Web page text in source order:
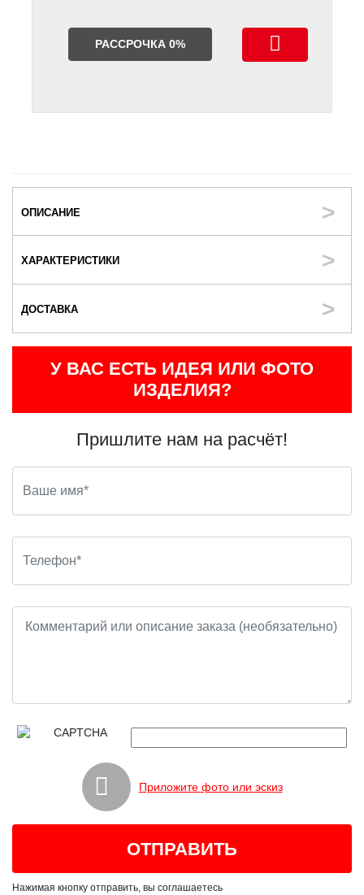
РАССРОЧКА 0%
ОПИСАНИЕ
ХАРАКТЕРИСТИКИ
ДОСТАВКА
У ВАС ЕСТЬ ИДЕЯ ИЛИ ФОТО
ИЗДЕЛИЯ?
Пришлите нам на расчёт!
Приложите фото или эскиз
Нажимая кнопку отправить, вы соглашаетесь